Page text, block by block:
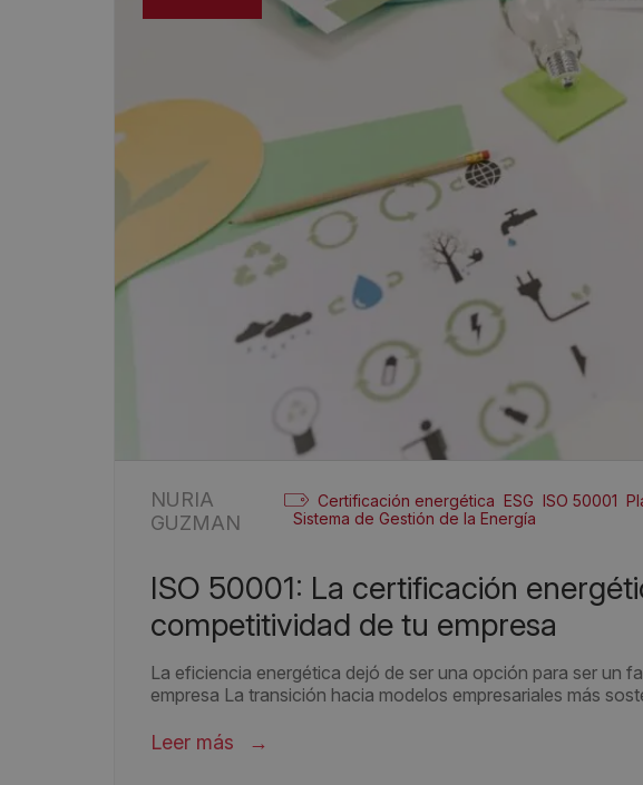
NURIA
GUZMAN
Certificación energética ESG ISO 50001
Sistema de Gestión de la Energía
ISO 50001: La certificación energética que eleva la
competitividad de tu empresa
La eficiencia energética dejó de ser una opción para ser un
empresa La transición hacia modelos empresariales más
Leer más